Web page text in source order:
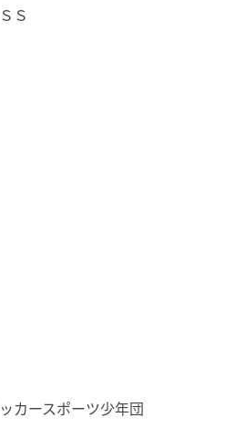
Ｓ
ースポーツ少年団